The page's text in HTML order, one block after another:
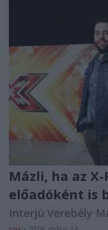
Mázli, ha az
előadóként is
Interjú Verebély